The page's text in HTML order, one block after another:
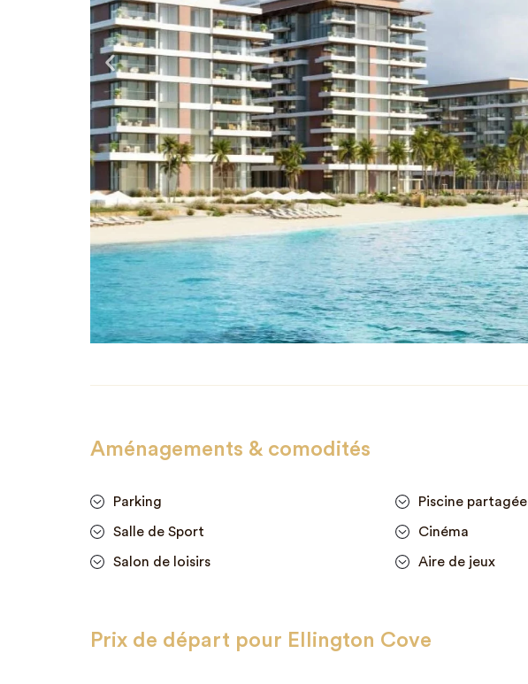
Aménagements & comodités
Parking Piscine partagée
Salle de Sport Cinéma
Salon de loisirs Aire de jeux
Prix de départ pour Ellington Cove